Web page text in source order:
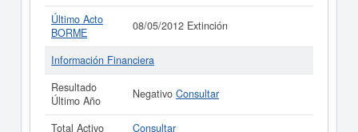
Último Acto
BORME
08/05/2012 Extinción
Información Financiera
Resultado
Último Año
Negativo Consultar
Total Activo Consultar